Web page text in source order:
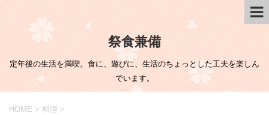
祭食兼備
定年後の生活を満喫。食に、遊びに、生活のちょっとした工夫を楽しん
でいます。
HOME > 料理 >